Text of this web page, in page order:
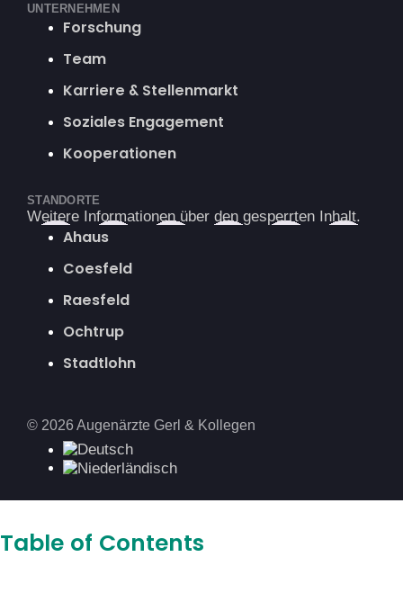
UNTERNEHMEN
Forschung
Team
Karriere & Stellenmarkt
Soziales Engagement
Kooperationen
STANDORTE
Weitere Informationen über den gesperrten Inhalt.
Ahaus
Coesfeld
Raesfeld
Ochtrup
Stadtlohn
© 2026 Augenärzte Gerl & Kollegen
Table of Contents